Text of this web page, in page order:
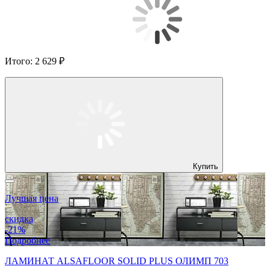
Итого: 2 629 ₽
Купить
Лучшая цена
скидка
-21%
Подробнее
ЛАМИНАТ ALSAFLOOR SOLID PLUS ОЛИМП 703